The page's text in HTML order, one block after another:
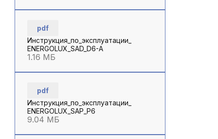
pdf
Инструкция_по_эксплуатации_
ENERGOLUX_SAD_D6-A
1.16 МБ
pdf
Инструкция_по_эксплуатации_
ENERGOLUX_SAP_P6
9.04 МБ